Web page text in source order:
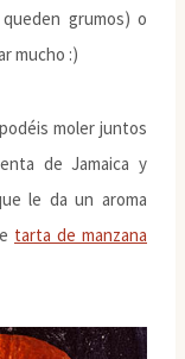
grumos) o
mucho :)
moler juntos
de Jamaica y
le da un aroma
tarta de manzana